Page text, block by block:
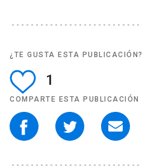
¿TE GUSTA ESTA PUBLICACIÓN?
1
COMPARTE ESTA PUBLICACIÓN